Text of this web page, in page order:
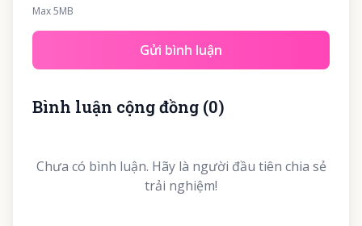
Max 5MB
Gửi bình luận
Bình luận cộng đồng (0)
Chưa có bình luận. Hãy là người đầu tiên chia sẻ
trải nghiệm!